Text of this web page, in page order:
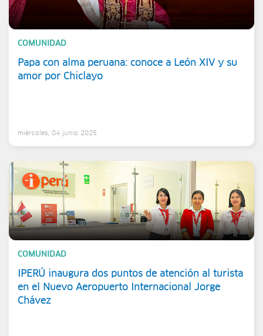
COMUNIDAD
Papa con alma peruana: conoce a León XIV y su
amor por Chiclayo
miércoles, 04 junio 2025
COMUNIDAD
IPERÚ inaugura dos puntos de atención al turista
en el Nuevo Aeropuerto Internacional Jorge
Chávez